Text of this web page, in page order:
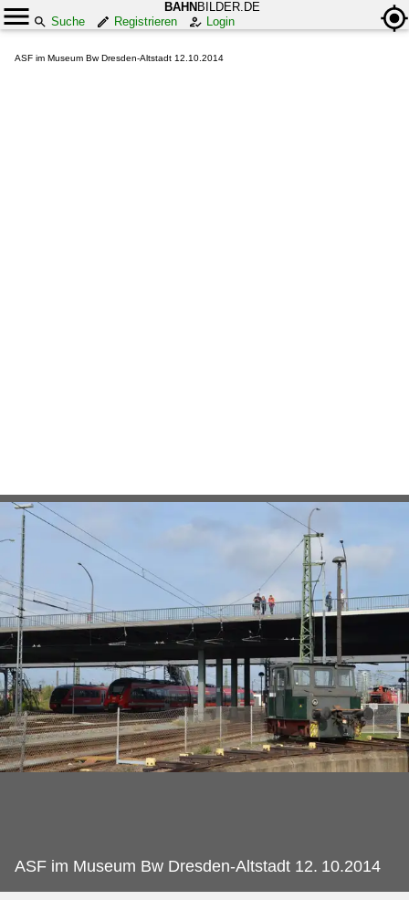
BAHN BILDER.DE
Suche
Registrieren Login
ASF im Museum Bw Dresden-Altstadt 12.10.2014
ASF im Museum Bw Dresden-Altstadt 12. 10.2014